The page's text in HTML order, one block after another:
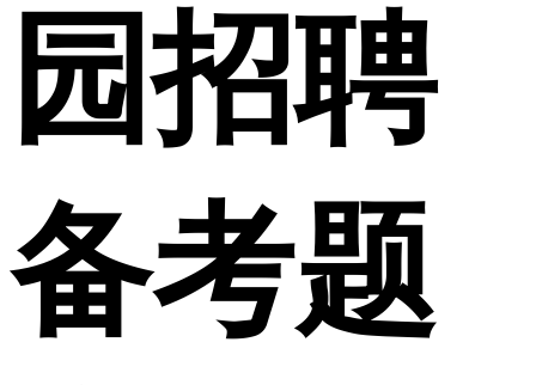
园招聘
备考题